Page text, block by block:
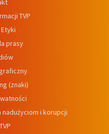
TVP
prasy
(znaki)
i korupcji